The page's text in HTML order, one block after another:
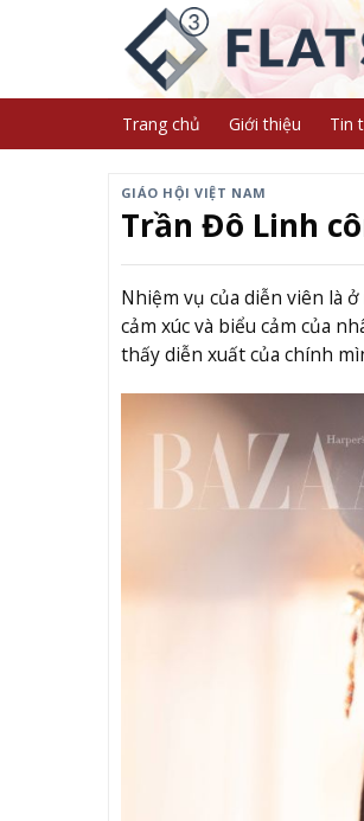
Trang chủ Giới thiệu Tin
GIÁO HỘI VIỆT NAM
Trần Đô Linh
Nhiệm vụ của diễn viên là
cảm xúc và biểu cảm của
thấy diễn xuất của chính